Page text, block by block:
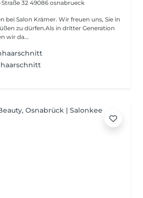
32 49086 osnabrueck
Wir freuen uns, Sie in
zu dürfen.Als in dritter Generation
wir da...